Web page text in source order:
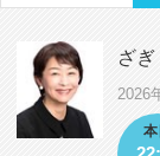
ざぎ
2026
本